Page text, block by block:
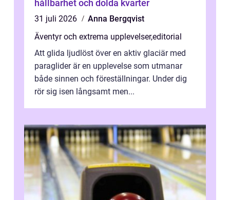
hållbarhet och dolda kvarter
31 juli 2026
Anna Bergqvist
Äventyr och extrema upplevelser,editorial
Att glida ljudlöst över en aktiv glaciär med
paraglider är en upplevelse som utmanar
både sinnen och föreställningar. Under dig
rör sig isen långsamt men...